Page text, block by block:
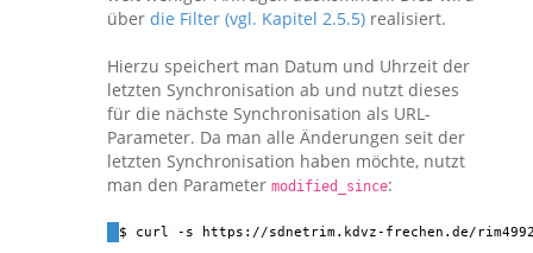
über die Filter (vgl. Kapitel 2.5.5) realisiert.
Hierzu speichert man Datum und Uhrzeit der
letzten Synchronisation ab und nutzt dieses
für die nächste Synchronisation als URL-
Parameter. Da man alle Änderungen seit der
letzten Synchronisation haben möchte, nutzt
man den Parameter modified_since:
$ curl -s https://sdnetrim.kdvz-frechen.de/rim4992/